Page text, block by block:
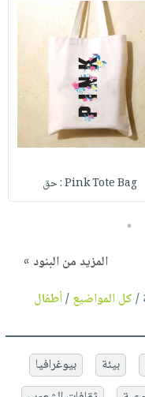
Pink Tote Bag : حق
5
المزيد من البنود »
/كل المواضيع/أطفال
بيئة
بيوغرافيا